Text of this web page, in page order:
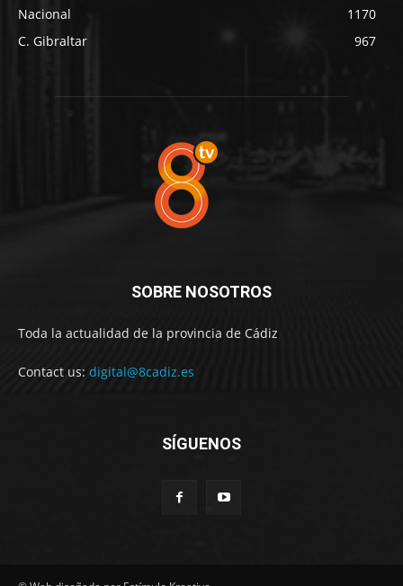
Nacional
1170
C. Gibraltar
967
SOBRE NOSOTROS
Toda la actualidad de la provincia de Cádiz
Contact us: digital@8cadiz.es
SÍGUENOS